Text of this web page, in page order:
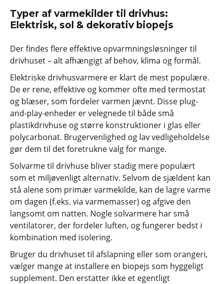
Typer af varmekilder til drivhus:
Elektrisk, sol & dekorativ biopejs
Der findes flere effektive opvarmningsløsninger til
drivhuset – alt afhængigt af behov, klima og formål.
Elektriske drivhusvarmere er klart de mest populære.
De er rene, effektive og kommer ofte med termostat
og blæser, som fordeler varmen jævnt. Disse plug-
and-play-enheder er velegnede til både små
plastikdrivhuse og større konstruktioner i glas eller
polycarbonat. Brugervenlighed og lav vedligeholdelse
gør dem til det foretrukne valg for mange.
Solvarme til drivhuse bliver stadig mere populært
som et miljøvenligt alternativ. Selvom de sjældent kan
stå alene som primær varmekilde, kan de lagre varme
om dagen (f.eks. via varmemasser) og afgive den
langsomt om natten. Nogle solvarmere har små
ventilatorer, der fordeler luften, og fungerer bedst i
kombination med isolering.
Bruger du drivhuset til afslapning eller som orangeri,
vælger mange at installere en biopejs som hyggeligt
supplement. Den erstatter ikke et egentligt